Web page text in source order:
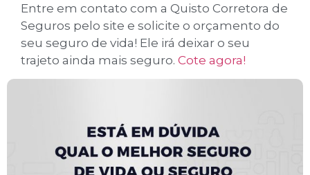
Entre em contato com a Quisto Corretora de
Seguros pelo site e solicite o orçamento do
seu seguro de vida! Ele irá deixar o seu
trajeto ainda mais seguro. Cote agora!